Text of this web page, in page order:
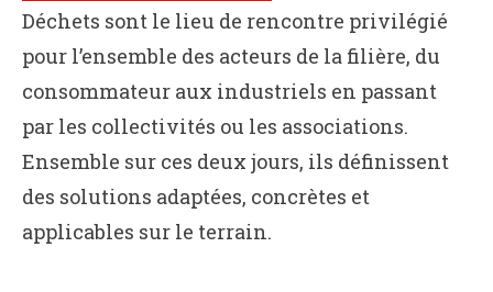
Déchets sont le lieu de rencontre privilégié
pour l’ensemble des acteurs de la filière, du
consommateur aux industriels en passant
par les collectivités ou les associations.
Ensemble sur ces deux jours, ils définissent
des solutions adaptées, concrètes et
applicables sur le terrain.